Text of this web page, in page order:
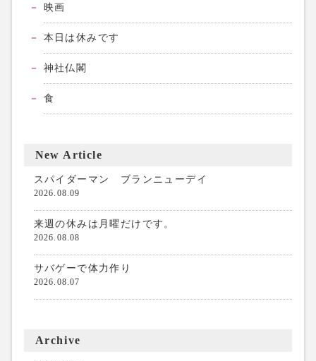
映画
本日は休みです
神社仏閣
食
New Article
スパイダーマン ブランニューデイ
2026.08.09
来週の休みは月曜だけです。
2026.08.08
サバゲーで体力作り
2026.08.07
Archive